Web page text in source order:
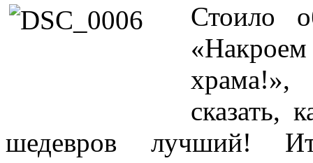
Стоило
сказать,
шедевров лучший!